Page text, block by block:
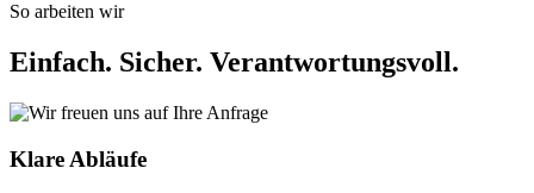
So arbeiten wir
Einfach. Sicher. Verantwortungsvoll.
Klare Abläufe